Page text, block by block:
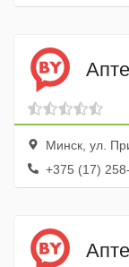
Минск, ул.
+375 (17) 258-